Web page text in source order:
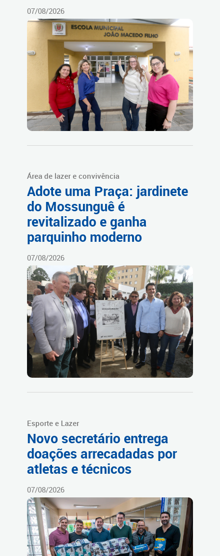
07/08/2026
Área de lazer e convivência
Adote uma Praça: jardinete
do Mossunguê é
revitalizado e ganha
parquinho moderno
07/08/2026
Esporte e Lazer
Novo secretário entrega
doações arrecadadas por
atletas e técnicos
07/08/2026